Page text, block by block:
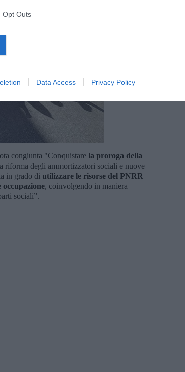
Opt Outs
Data Access Privacy Policy
congiunta "Conquistare la proroga della
riforma degli ammortizzatori sociali e nuove
in grado di utilizzare le risorse del PNRR
occupazione, coinvolgendo in maniera
sociali”.